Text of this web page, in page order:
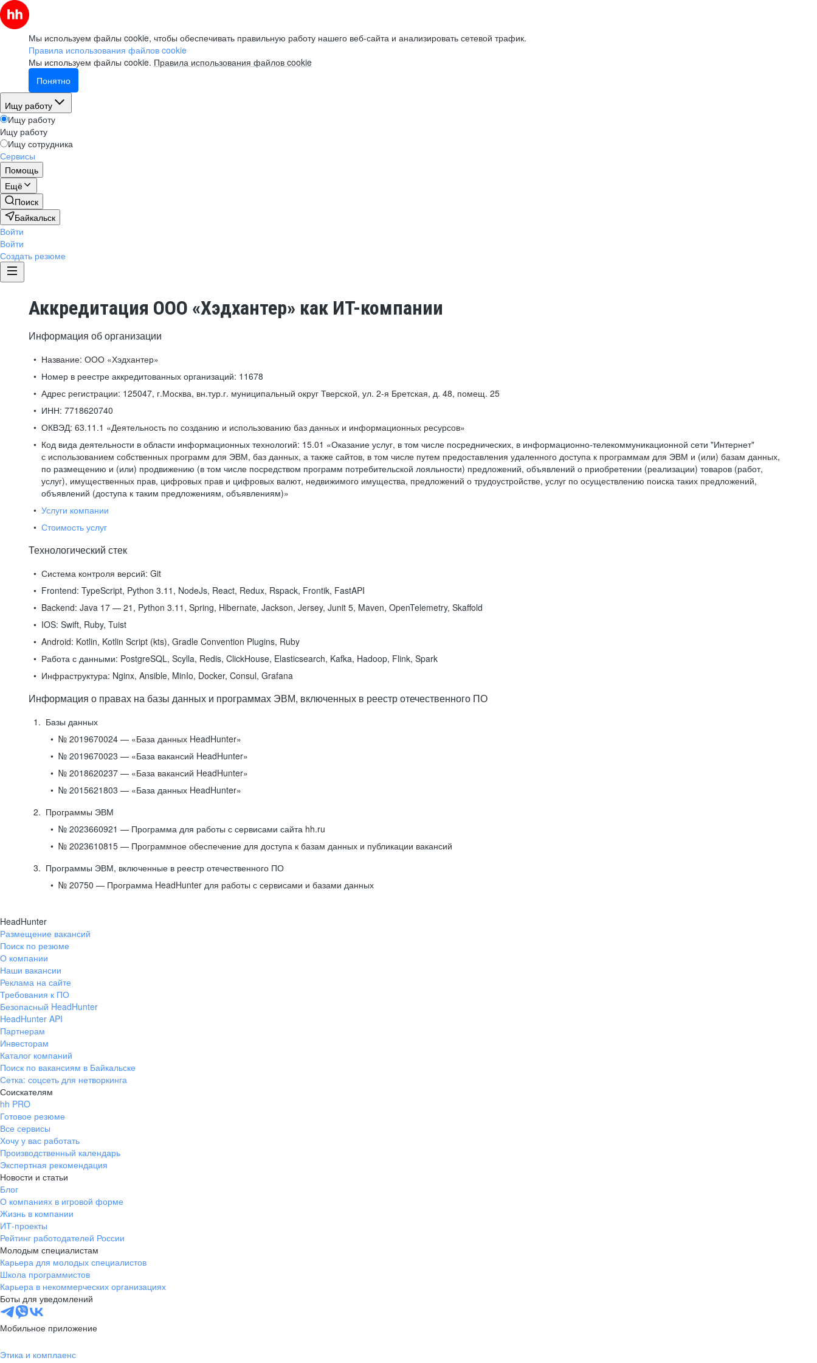
Мы используем файлы cookie, чтобы обеспечивать правильную работу нашего веб-сайта и анализировать сетевой трафик.
Правила использования файлов cookie
Мы используем файлы cookie. Правила использования файлов cookie
Понятно
Ищу работу
Ищу работу
Ищу работу
Ищу сотрудника
Сервисы
Помощь
Ещё
Поиск
Байкальск
Войти
Войти
Создать резюме
Аккредитация ООО «Хэдхантер» как ИТ-компании
Информация об организации
Название: ООО «Хэдхантер»
Номер в реестре аккредитованных организаций: 11678
Адрес регистрации: 125047, г.Москва, вн.тур.г. муниципальный округ Тверской, ул. 2-я Бретская, д. 48, помещ. 25
ИНН: 7718620740
ОКВЭД: 63.11.1 «Деятельность по созданию и использованию баз данных и информационных ресурсов»
Код вида деятельности в области информационных технологий: 15.01 «Оказание услуг, в том числе посреднических, в информационно-телекоммуникационной сети "Интернет"
с использованием собственных программ для ЭВМ, баз данных, а также сайтов, в том числе путем предоставления удаленного доступа к программам для ЭВМ и (или) базам данных,
по размещению и (или) продвижению (в том числе посредством программ потребительской лояльности) предложений, объявлений о приобретении (реализации) товаров (работ,
услуг), имущественных прав, цифровых прав и цифровых валют, недвижимого имущества, предложений о трудоустройстве, услуг по осуществлению поиска таких предложений,
объявлений (доступа к таким предложениям, объявлениям)»
Услуги компании
Стоимость услуг
Технологический стек
Система контроля версий: Git
Frontend: TypeScript, Python 3.11, NodeJs, React, Redux, Rspack, Frontik, FastAPI
Backend: Java 17 — 21, Python 3.11, Spring, Hibernate, Jackson, Jersey, Junit 5, Maven, OpenTelemetry, Skaffold
IOS: Swift, Ruby, Tuist
Android: Kotlin, Kotlin Script (kts), Gradle Convention Plugins, Ruby
Работа с данными: PostgreSQL, Scylla, Redis, ClickHouse, Elasticsearch, Kafka, Hadoop, Flink, Spark
Инфраструктура: Nginx, Ansible, MinIo, Docker, Consul, Grafana
Информация о правах на базы данных и программах ЭВМ, включенных в реестр отечественного ПО
Базы данных
№ 2019670024 — «База данных HeadHunter»
№ 2019670023 — «База вакансий HeadHunter»
№ 2018620237 — «База вакансий HeadHunter»
№ 2015621803 — «База данных HeadHunter»
Программы ЭВМ
№ 2023660921 — Программа для работы с сервисами сайта hh.ru
№ 2023610815 — Программное обеспечение для доступа к базам данных и публикации вакансий
Программы ЭВМ, включенные в реестр отечественного ПО
№ 20750 — Программа HeadHunter для работы с сервисами и базами данных
HeadHunter
Размещение вакансий
Поиск по резюме
О компании
Наши вакансии
Реклама на сайте
Требования к ПО
Безопасный HeadHunter
HeadHunter API
Партнерам
Инвесторам
Каталог компаний
Поиск по вакансиям в Байкальске
Сетка: соцсеть для нетворкинга
Соискателям
hh PRO
Готовое резюме
Все сервисы
Хочу у вас работать
Производственный календарь
Экспертная рекомендация
Новости и статьи
Блог
О компаниях в игровой форме
Жизнь в компании
ИТ-проекты
Рейтинг работодателей России
Молодым специалистам
Карьера для молодых специалистов
Школа программистов
Карьера в некоммерческих организациях
Боты для уведомлений
Мобильное приложение
Этика и комплаенс